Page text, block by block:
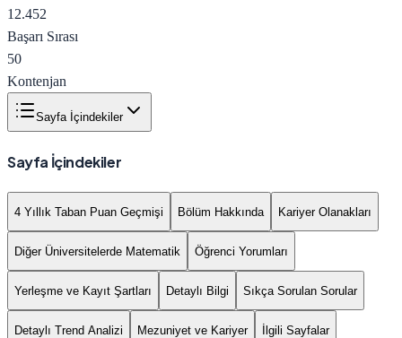
12.452
Başarı Sırası
50
Kontenjan
Sayfa İçindekiler
Sayfa İçindekiler
4 Yıllık Taban Puan Geçmişi Bölüm Hakkında Kariyer Olanakları
Diğer Üniversitelerde Matematik Öğrenci Yorumları
Yerleşme ve Kayıt Şartları Detaylı Bilgi Sıkça Sorulan Sorular
Detaylı Trend Analizi Mezuniyet ve Kariyer İlgili Sayfalar